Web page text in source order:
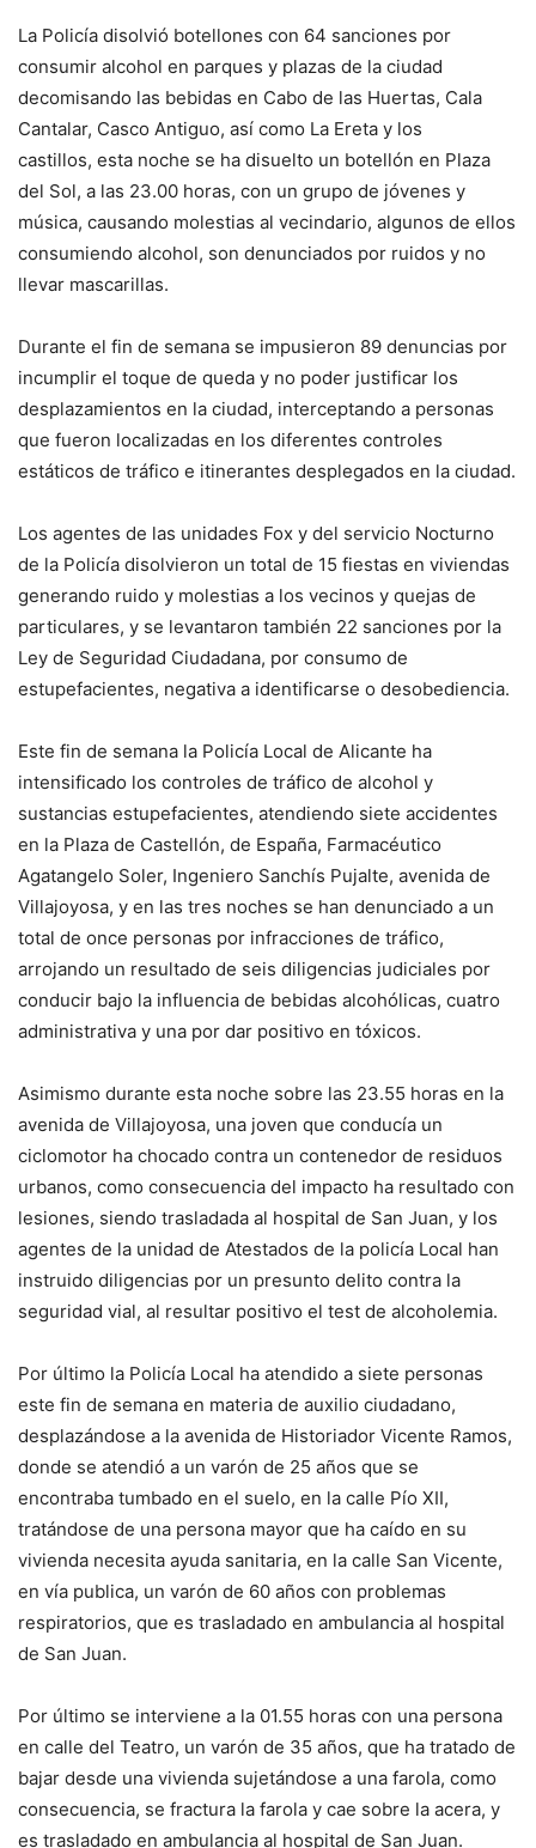
La Policía disolvió botellones con 64 sanciones por
consumir alcohol en parques y plazas de la ciudad
decomisando las bebidas en Cabo de las Huertas, Cala
Cantalar, Casco Antiguo, así como La Ereta y los
castillos, esta noche se ha disuelto un botellón en Plaza
del Sol, a las 23.00 horas, con un grupo de jóvenes y
música, causando molestias al vecindario, algunos de ellos
consumiendo alcohol, son denunciados por ruidos y no
llevar mascarillas.
Durante el fin de semana se impusieron 89 denuncias por
incumplir el toque de queda y no poder justificar los
desplazamientos en la ciudad, interceptando a personas
que fueron localizadas en los diferentes controles
estáticos de tráfico e itinerantes desplegados en la ciudad.
Los agentes de las unidades Fox y del servicio Nocturno
de la Policía disolvieron un total de 15 fiestas en viviendas
generando ruido y molestias a los vecinos y quejas de
particulares, y se levantaron también 22 sanciones por la
Ley de Seguridad Ciudadana, por consumo de
estupefacientes, negativa a identificarse o desobediencia.
Este fin de semana la Policía Local de Alicante ha
intensificado los controles de tráfico de alcohol y
sustancias estupefacientes, atendiendo siete accidentes
en la Plaza de Castellón, de España, Farmacéutico
Agatangelo Soler, Ingeniero Sanchís Pujalte, avenida de
Villajoyosa, y en las tres noches se han denunciado a un
total de once personas por infracciones de tráfico,
arrojando un resultado de seis diligencias judiciales por
conducir bajo la influencia de bebidas alcohólicas, cuatro
administrativa y una por dar positivo en tóxicos.
Asimismo durante esta noche sobre las 23.55 horas en la
avenida de Villajoyosa, una joven que conducía un
ciclomotor ha chocado contra un contenedor de residuos
urbanos, como consecuencia del impacto ha resultado con
lesiones, siendo trasladada al hospital de San Juan, y los
agentes de la unidad de Atestados de la policía Local han
instruido diligencias por un presunto delito contra la
seguridad vial, al resultar positivo el test de alcoholemia.
Por último la Policía Local ha atendido a siete personas
este fin de semana en materia de auxilio ciudadano,
desplazándose a la avenida de Historiador Vicente Ramos,
donde se atendió a un varón de 25 años que se
encontraba tumbado en el suelo, en la calle Pío XII,
tratándose de una persona mayor que ha caído en su
vivienda necesita ayuda sanitaria, en la calle San Vicente,
en vía publica, un varón de 60 años con problemas
respiratorios, que es trasladado en ambulancia al hospital
de San Juan.
Por último se interviene a la 01.55 horas con una persona
en calle del Teatro, un varón de 35 años, que ha tratado de
bajar desde una vivienda sujetándose a una farola, como
consecuencia, se fractura la farola y cae sobre la acera, y
es trasladado en ambulancia al hospital de San Juan.